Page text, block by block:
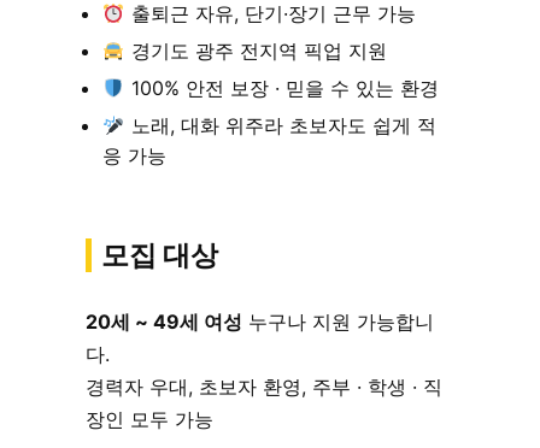
출퇴근 자유, 단기·장기 근무 가능
경기도 광주 전지역 픽업 지원
100% 안전 보장 · 믿을 수 있는 환경
노래, 대화 위주라 초보자도 쉽게 적
응 가능
모집 대상
20세 ~ 49세 여성 누구나 지원 가능합니
다.
경력자 우대, 초보자 환영, 주부 · 학생 · 직
장인 모두 가능